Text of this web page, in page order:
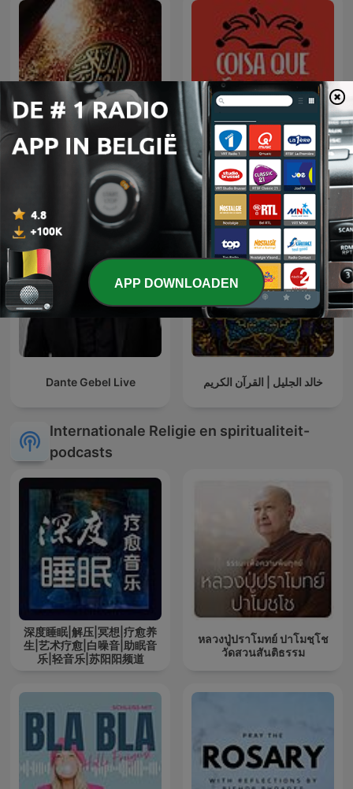
الشيخ سعود الشريم
Coisa Que Não Edifica
Nem Destrói
Dante Gebel Live خالد الجليل | القرآن الكريم
Internationale Religie en spiritualiteit-
podcasts
深度睡眠|解压|冥想|疗愈养
生|艺术疗愈|白噪音|助眠音
乐|轻音乐|苏阳阳频道
หลวงปู่ปราโมทย์ ปาโมชฺโช
วัดสวนสันติธรรม
APP DOWNLOADEN